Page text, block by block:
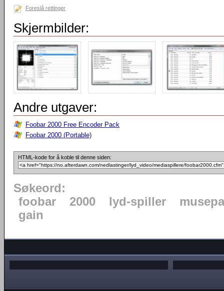
Foreslå rettinger
Skjermbilder:
Andre utgaver:
Foobar 2000 Free Encoder Pack
Foobar 2000 (Portable)
HTML-kode for å koble til denne siden:
Søkeord:
foobar
2000 lyd-spiller
gain